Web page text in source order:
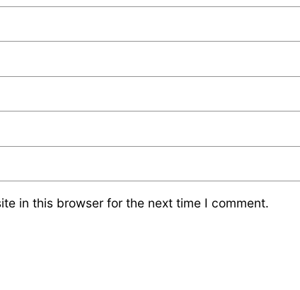
in this browser for the next time I comment.